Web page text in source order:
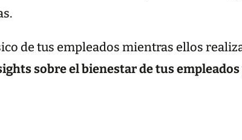
de tus empleados mientras ellos
sobre el bienestar de tus empleados